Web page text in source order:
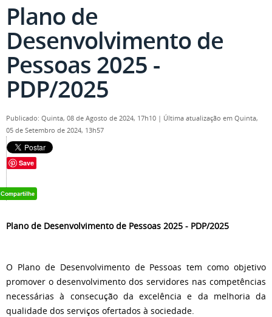
Plano de
Desenvolvimento de
Pessoas 2025 -
PDP/2025
Publicado: Quinta, 08 de Agosto de 2024, 17h10 | Última atualização em Quinta,
05 de Setembro de 2024, 13h57
Save
Plano de Desenvolvimento de Pessoas 2025 - PDP/2025
O Plano de Desenvolvimento de Pessoas tem como objetivo
promover o desenvolvimento dos servidores nas competências
necessárias à consecução da excelência e da melhoria da
qualidade dos serviços ofertados à sociedade.